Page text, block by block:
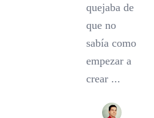
quejaba de
que no
sabía como
empezar a
crear ...